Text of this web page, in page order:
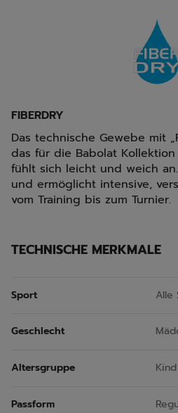
FIBERDRY
Das technische Gewebe mit
das für die Babolat
fühlt sich leicht und weich
und ermöglicht intensive,
vom Training bis zum Turnier.
TECHNISCHE MERKMALE
Sport Alle
Geschlecht
Altersgruppe Kind
Passform